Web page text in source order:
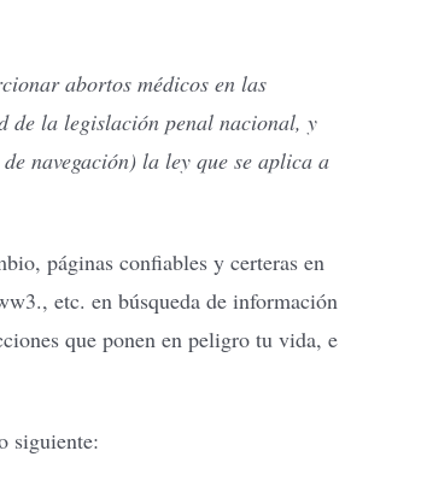
abortos médicos en las
de la legislación penal nacional, y
navegación) la ley que se aplica a
páginas confiables y certeras en
etc. en búsqueda de información
que ponen en peligro tu vida, e
siguiente: